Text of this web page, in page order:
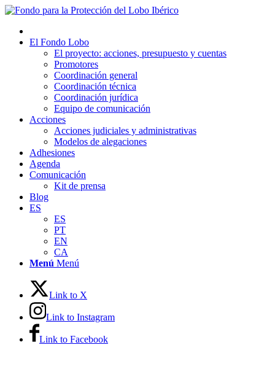
El Fondo Lobo
El proyecto: acciones, presupuesto y cuentas
Promotores
Coordinación general
Coordinación técnica
Coordinación jurídica
Equipo de comunicación
Acciones
Acciones judiciales y administrativas
Modelos de alegaciones
Adhesiones
Agenda
Comunicación
Kit de prensa
Blog
ES
ES
PT
EN
CA
Menú Menú
Link to X
Link to Instagram
Link to Facebook